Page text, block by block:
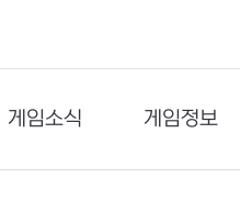
게임소식
공지사항
게임정보
세계관